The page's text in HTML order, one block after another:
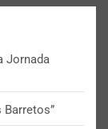
Jornada
Barretos”